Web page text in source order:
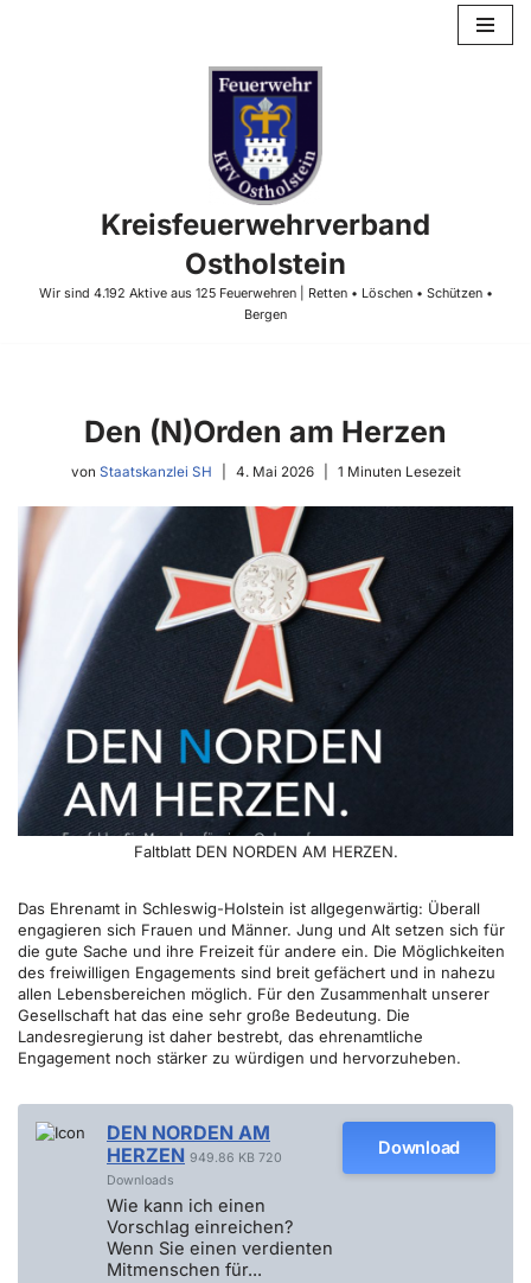
Kreisfeuerwehrverband
Ostholstein
Wir sind 4.192 Aktive aus 125 Feuerwehren | Retten • Löschen • Schützen •
Bergen
Den (N)Orden am Herzen
von Staatskanzlei SH 4. Mai 2026 1 Minuten Lesezeit
Faltblatt DEN NORDEN AM HERZEN.
Das Ehrenamt in Schleswig-Holstein ist allgegenwärtig: Überall
engagieren sich Frauen und Männer. Jung und Alt setzen sich für
die gute Sache und ihre Freizeit für andere ein. Die Möglichkeiten
des freiwilligen Engagements sind breit gefächert und in nahezu
allen Lebensbereichen möglich. Für den Zusammenhalt unserer
Gesellschaft hat das eine sehr große Bedeutung. Die
Landesregierung ist daher bestrebt, das ehrenamtliche
Engagement noch stärker zu würdigen und hervorzuheben.
DEN NORDEN AM
HERZEN 949.86 KB 720
Downloads
Wie kann ich einen
Vorschlag einreichen?
Wenn Sie einen verdienten
Mitmenschen für...
Download